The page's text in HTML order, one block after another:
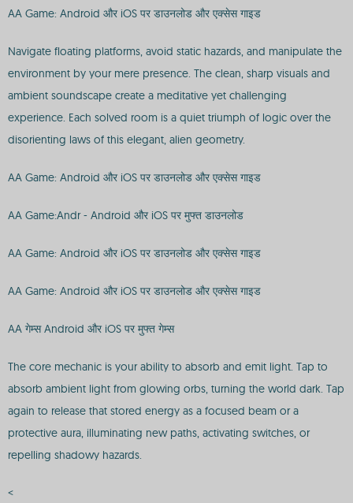
AA Game: Android और iOS पर डाउनलोड और एक्सेस गाइड
Navigate floating platforms, avoid static hazards, and manipulate the
environment by your mere presence. The clean, sharp visuals and
ambient soundscape create a meditative yet challenging
experience. Each solved room is a quiet triumph of logic over the
disorienting laws of this elegant, alien geometry.
AA Game: Android और iOS पर डाउनलोड और एक्सेस गाइड
AA Game:Andr - Android और iOS पर मुफ्त डाउनलोड
AA Game: Android और iOS पर डाउनलोड और एक्सेस गाइड
AA Game: Android और iOS पर डाउनलोड और एक्सेस गाइड
AA गेम्स Android और iOS पर मुफ्त गेम्स
The core mechanic is your ability to absorb and emit light. Tap to
absorb ambient light from glowing orbs, turning the world dark. Tap
again to release that stored energy as a focused beam or a
protective aura, illuminating new paths, activating switches, or
repelling shadowy hazards.
<